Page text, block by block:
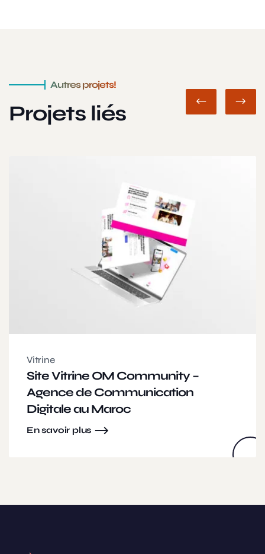
Autres projets!
Projets liés
Vitrine
Site Vitrine OM Community –
Agence de Communication
Digitale au Maroc
En savoir plus